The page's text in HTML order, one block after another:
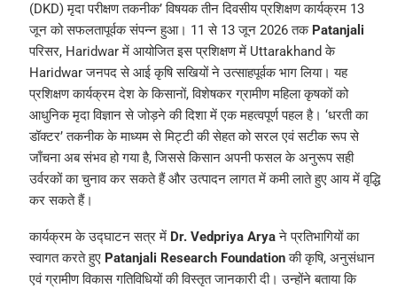
(DKD) मृदा परीक्षण तकनीक’ विषयक तीन दिवसीय प्रशिक्षण कार्यक्रम 13
जून को सफलतापूर्वक संपन्न हुआ। 11 से 13 जून 2026 तक Patanjali
परिसर, Haridwar में आयोजित इस प्रशिक्षण में Uttarakhand के
Haridwar जनपद से आई कृषि सखियों ने उत्साहपूर्वक भाग लिया। यह
प्रशिक्षण कार्यक्रम देश के किसानों, विशेषकर ग्रामीण महिला कृषकों को
आधुनिक मृदा विज्ञान से जोड़ने की दिशा में एक महत्वपूर्ण पहल है। ‘धरती का
डॉक्टर’ तकनीक के माध्यम से मिट्टी की सेहत को सरल एवं सटीक रूप से
जाँचना अब संभव हो गया है, जिससे किसान अपनी फसल के अनुरूप सही
उर्वरकों का चुनाव कर सकते हैं और उत्पादन लागत में कमी लाते हुए आय में वृद्धि
कर सकते हैं।
कार्यक्रम के उद्घाटन सत्र में Dr. Vedpriya Aryaने प्रतिभागियों का
स्वागत करते हुए Patanjali Research Foundationकी कृषि, अनुसंधान
एवं ग्रामीण विकास गतिविधियों की विस्तृत जानकारी दी। उन्होंने बताया कि